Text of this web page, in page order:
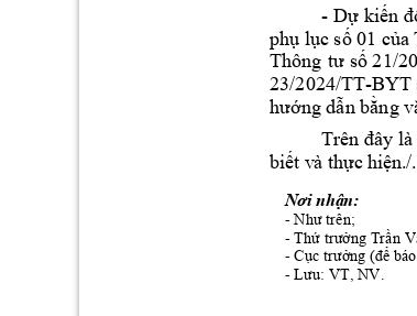
- Dự kiến
phụ lục số 01 của
Thông tư số 21/
23/2024/TT-BYT
hướng dẫn bằng
Trên đây là
biết và thực hiện./.
Nơi nhận:
- Như trên;
- Thứ trưởng Trần
- Cục trưởng (để b
- Lưu: VT, NV.